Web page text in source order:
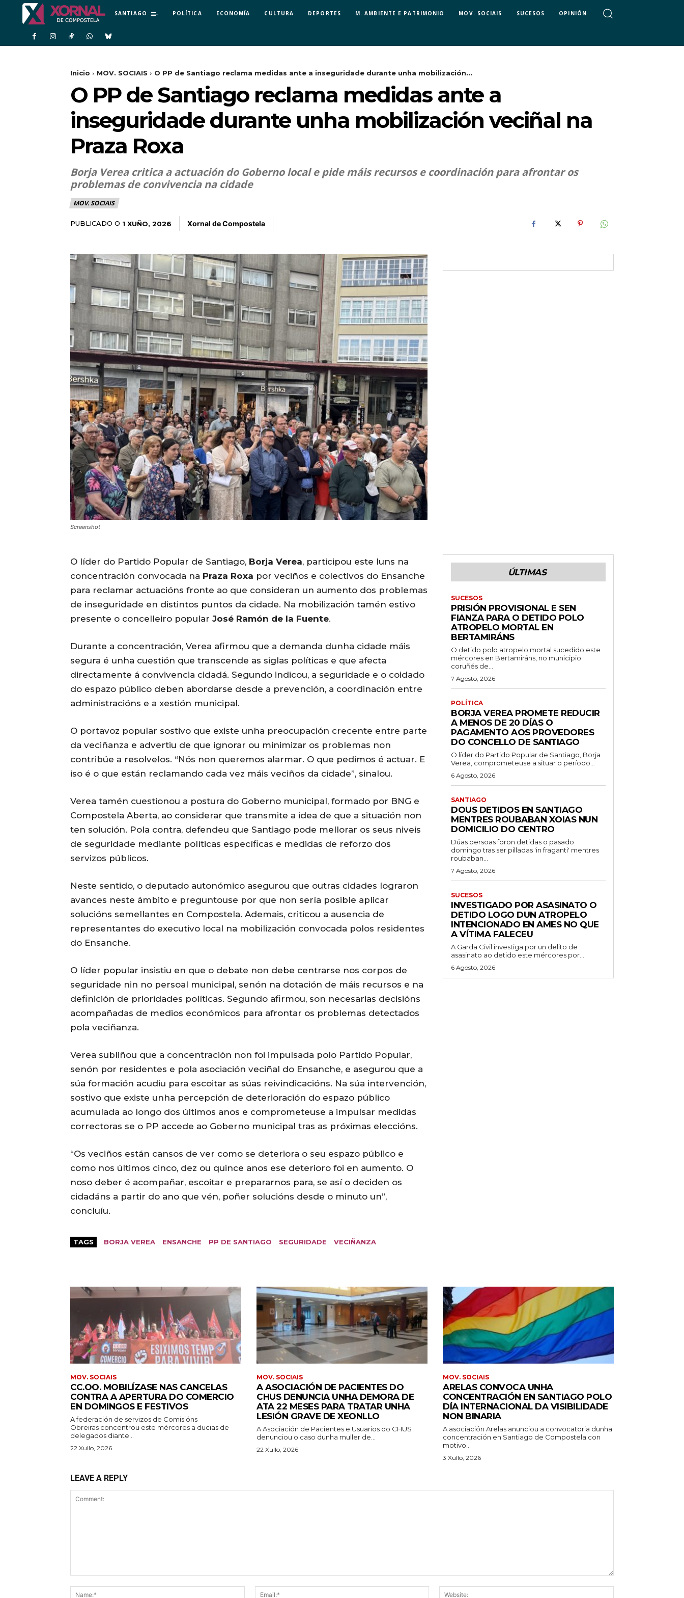
SANTIAGO POLÍTICA ECONOMÍA CULTURA DEPORTES M. AMBIENTE E PATRIMONIO MOV. SOCIAIS SUCESOS OPINIÓN
Inicio MOV. SOCIAIS O PP de Santiago reclama medidas ante a inseguridade durante unha mobilización...
O PP de Santiago reclama medidas ante a
inseguridade durante unha mobilización veciñal na
Praza Roxa
Borja Verea critica a actuación do Goberno local e pide máis recursos e coordinación para afrontar os
problemas de convivencia na cidade
MOV. SOCIAIS
PUBLICADO O 1 XUÑO, 2026 Xornal de Compostela
Screenshot
O líder do Partido Popular de Santiago, Borja Verea, participou este luns na
concentración convocada na Praza Roxa por veciños e colectivos do Ensanche
para reclamar actuacións fronte ao que consideran un aumento dos problemas
de inseguridade en distintos puntos da cidade. Na mobilización tamén estivo
presente o concelleiro popular José Ramón de la Fuente.
Durante a concentración, Verea afirmou que a demanda dunha cidade máis
segura é unha cuestión que transcende as siglas políticas e que afecta
directamente á convivencia cidadá. Segundo indicou, a seguridade e o coidado
do espazo público deben abordarse desde a prevención, a coordinación entre
administracións e a xestión municipal.
O portavoz popular sostivo que existe unha preocupación crecente entre parte
da veciñanza e advertiu de que ignorar ou minimizar os problemas non
contribúe a resolvelos. “Nós non queremos alarmar. O que pedimos é actuar. E
iso é o que están reclamando cada vez máis veciños da cidade”, sinalou.
Verea tamén cuestionou a postura do Goberno municipal, formado por BNG e
Compostela Aberta, ao considerar que transmite a idea de que a situación non
ten solución. Pola contra, defendeu que Santiago pode mellorar os seus niveis
de seguridade mediante políticas específicas e medidas de reforzo dos
servizos públicos.
Neste sentido, o deputado autonómico asegurou que outras cidades lograron
avances neste ámbito e preguntouse por que non sería posible aplicar
solucións semellantes en Compostela. Ademais, criticou a ausencia de
representantes do executivo local na mobilización convocada polos residentes
do Ensanche.
O líder popular insistiu en que o debate non debe centrarse nos corpos de
seguridade nin no persoal municipal, senón na dotación de máis recursos e na
definición de prioridades políticas. Segundo afirmou, son necesarias decisións
acompañadas de medios económicos para afrontar os problemas detectados
pola veciñanza.
Verea subliñou que a concentración non foi impulsada polo Partido Popular,
senón por residentes e pola asociación veciñal do Ensanche, e asegurou que a
súa formación acudiu para escoitar as súas reivindicacións. Na súa intervención,
sostivo que existe unha percepción de deterioración do espazo público
acumulada ao longo dos últimos anos e comprometeuse a impulsar medidas
correctoras se o PP accede ao Goberno municipal tras as próximas eleccións.
“Os veciños están cansos de ver como se deteriora o seu espazo público e
como nos últimos cinco, dez ou quince anos ese deterioro foi en aumento. O
noso deber é acompañar, escoitar e prepararnos para, se así o deciden os
cidadáns a partir do ano que vén, poñer solucións desde o minuto un”,
concluíu.
TAGS BORJA VEREA ENSANCHE PP DE SANTIAGO SEGURIDADE VECIÑANZA
ÚLTIMAS
SUCESOS
PRISIÓN PROVISIONAL E SEN
FIANZA PARA O DETIDO POLO
ATROPELO MORTAL EN
BERTAMIRÁNS
O detido polo atropelo mortal sucedido este
mércores en Bertamiráns, no municipio
coruñés de...
7 Agosto, 2026
POLÍTICA
BORJA VEREA PROMETE REDUCIR
A MENOS DE 20 DÍAS O
PAGAMENTO AOS PROVEDORES
DO CONCELLO DE SANTIAGO
O líder do Partido Popular de Santiago, Borja
Verea, comprometeuse a situar o período...
6 Agosto, 2026
SANTIAGO
DOUS DETIDOS EN SANTIAGO
MENTRES ROUBABAN XOIAS NUN
DOMICILIO DO CENTRO
Dúas persoas foron detidas o pasado
domingo tras ser pilladas 'in fraganti' mentres
roubaban...
7 Agosto, 2026
SUCESOS
INVESTIGADO POR ASASINATO O
DETIDO LOGO DUN ATROPELO
INTENCIONADO EN AMES NO QUE
A VÍTIMA FALECEU
A Garda Civil investiga por un delito de
asasinato ao detido este mércores por...
6 Agosto, 2026
MOV. SOCIAIS
CC.OO. MOBILÍZASE NAS CANCELAS
CONTRA A APERTURA DO COMERCIO
EN DOMINGOS E FESTIVOS
A federación de servizos de Comisións
Obreiras concentrou este mércores a ducias de
delegados diante...
22 Xullo, 2026
MOV. SOCIAIS
A ASOCIACIÓN DE PACIENTES DO
CHUS DENUNCIA UNHA DEMORA DE
ATA 22 MESES PARA TRATAR UNHA
LESIÓN GRAVE DE XEONLLO
A Asociación de Pacientes e Usuarios do CHUS
denunciou o caso dunha muller de...
22 Xullo, 2026
MOV. SOCIAIS
ARELAS CONVOCA UNHA
CONCENTRACIÓN EN SANTIAGO POLO
DÍA INTERNACIONAL DA VISIBILIDADE
NON BINARIA
A asociación Arelas anunciou a convocatoria dunha
concentración en Santiago de Compostela con
motivo...
3 Xullo, 2026
LEAVE A REPLY
Name:*
Email:*